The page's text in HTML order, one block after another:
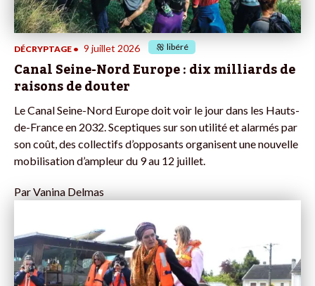
DÉCRYPTAGE • 9 juillet 2026 libéré
Canal Seine-Nord Europe : dix milliards de
raisons de douter
Le Canal Seine-Nord Europe doit voir le jour dans les Hauts-
de-France en 2032. Sceptiques sur son utilité et alarmés par
son coût, des collectifs d’opposants organisent une nouvelle
mobilisation d’ampleur du 9 au 12 juillet.
ParVanina Delmas